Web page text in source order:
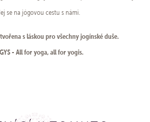
se na jógovou cestu s námi.
s láskou pro všechny jogínské duše.
- All for yoga, all for yogis.